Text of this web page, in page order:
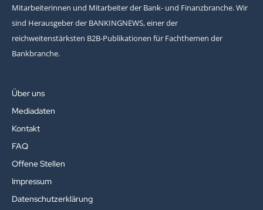
Mitarbeiterinnen und Mitarbeiter der Bank- und Finanzbranche. Wir
sind Herausgeber der BANKINGNEWS, einer der
reichweitenstärksten B2B-Publikationen für Fachthemen der
Bankbranche.
Über uns
Mediadaten
Kontakt
FAQ
Offene Stellen
Impressum
Datenschutzerklärung